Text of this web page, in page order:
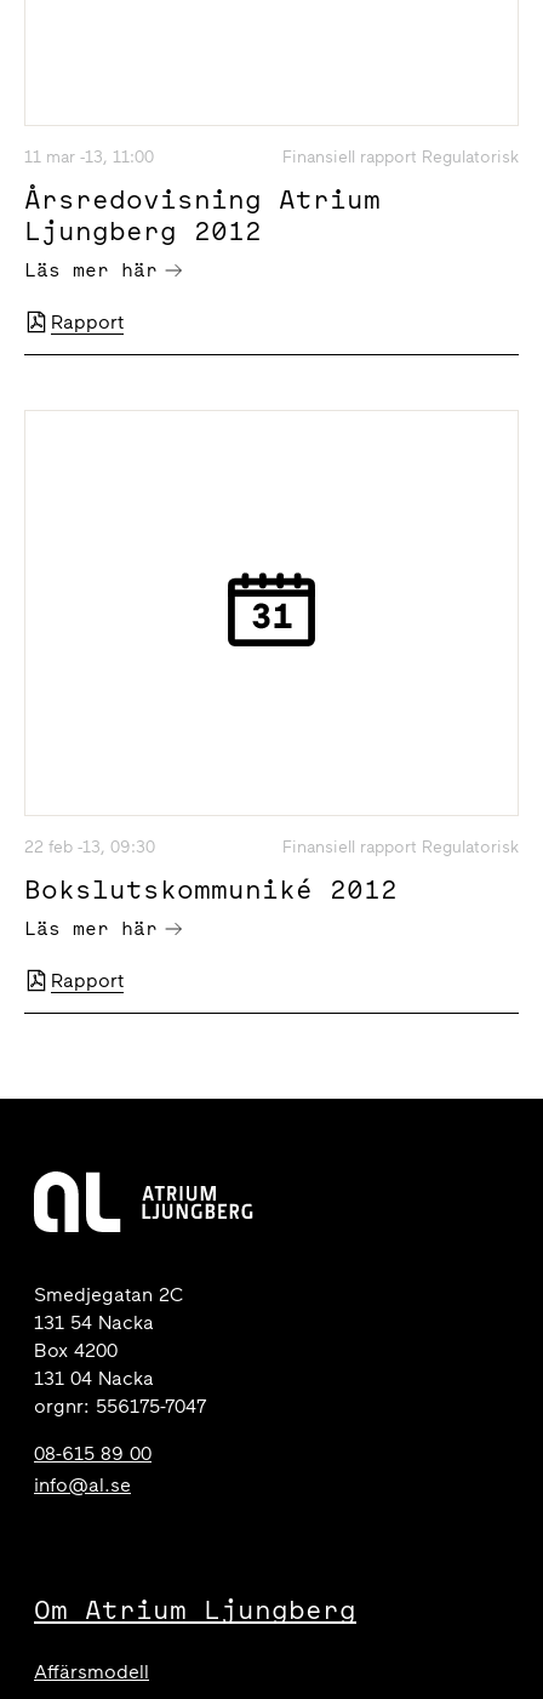
11 mar -13, 11:00 Finansiell rapport Regulatorisk
Årsredovisning Atrium
Ljungberg 2012
Läs mer här
Rapport
22 feb -13, 09:30 Finansiell rapport Regulatorisk
Bokslutskommuniké 2012
Läs mer här
Rapport
Smedjegatan 2C
131 54 Nacka
Box 4200
131 04 Nacka
orgnr: 556175-7047
08-615 89 00
info@al.se
Om Atrium Ljungberg
Affärsmodell